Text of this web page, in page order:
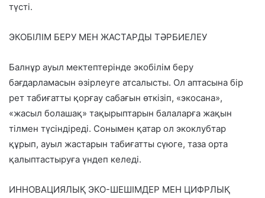
түсті.
ЭКОБІЛІМ БЕРУ МЕН ЖАСТАРДЫ ТӘРБИЕЛЕУ
Балнұр ауыл мектептерінде экобілім беру
бағдарламасын әзірлеуге атсалысты. Ол аптасына бір
рет табиғатты қорғау сабағын өткізіп, «экосана»,
«жасыл болашақ» тақырыптарын балаларға жақын
тілмен түсіндіреді. Сонымен қатар ол экоклубтар
құрып, ауыл жастарын табиғатты сүюге, таза орта
қалыптастыруға үндеп келеді.
ИННОВАЦИЯЛЫҚ ЭКО-ШЕШІМДЕР МЕН ЦИФРЛЫҚ